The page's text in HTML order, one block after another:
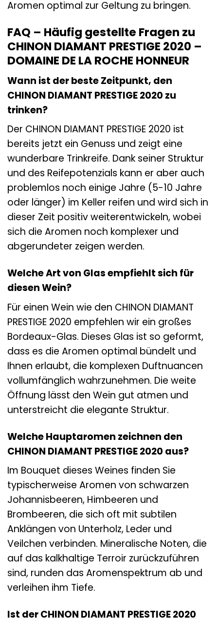
Aromen optimal zur Geltung zu bringen.
FAQ – Häufig gestellte Fragen zu
CHINON DIAMANT PRESTIGE 2020 –
DOMAINE DE LA ROCHE HONNEUR
Wann ist der beste Zeitpunkt, den
CHINON DIAMANT PRESTIGE 2020 zu
trinken?
Der CHINON DIAMANT PRESTIGE 2020 ist
bereits jetzt ein Genuss und zeigt eine
wunderbare Trinkreife. Dank seiner Struktur
und des Reifepotenzials kann er aber auch
problemlos noch einige Jahre (5-10 Jahre
oder länger) im Keller reifen und wird sich in
dieser Zeit positiv weiterentwickeln, wobei
sich die Aromen noch komplexer und
abgerundeter zeigen werden.
Welche Art von Glas empfiehlt sich für
diesen Wein?
Für einen Wein wie den CHINON DIAMANT
PRESTIGE 2020 empfehlen wir ein großes
Bordeaux-Glas. Dieses Glas ist so geformt,
dass es die Aromen optimal bündelt und
Ihnen erlaubt, die komplexen Duftnuancen
vollumfänglich wahrzunehmen. Die weite
Öffnung lässt den Wein gut atmen und
unterstreicht die elegante Struktur.
Welche Hauptaromen zeichnen den
CHINON DIAMANT PRESTIGE 2020 aus?
Im Bouquet dieses Weines finden Sie
typischerweise Aromen von schwarzen
Johannisbeeren, Himbeeren und
Brombeeren, die sich oft mit subtilen
Anklängen von Unterholz, Leder und
Veilchen verbinden. Mineralische Noten, die
auf das kalkhaltige Terroir zurückzuführen
sind, runden das Aromenspektrum ab und
verleihen ihm Tiefe.
Ist der CHINON DIAMANT PRESTIGE 2020